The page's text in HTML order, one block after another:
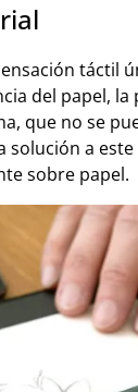
táctil
del papel,
que no se
solución a
sobre papel.